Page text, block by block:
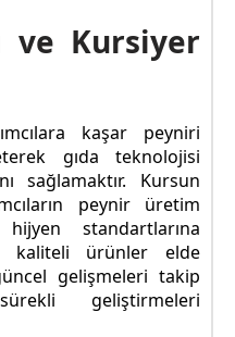
ve Kursiyer
kaşar peyniri
gıda teknolojisi
sağlamaktır. Kursun
peynir üretim
standartlarına
kaliteli ürünler elde
gelişmeleri takip
geliştirmeleri